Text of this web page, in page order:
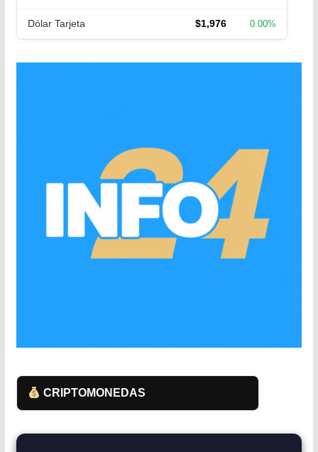
Dólar Tarjeta $1,976 0.00%
CRIPTOMONEDAS